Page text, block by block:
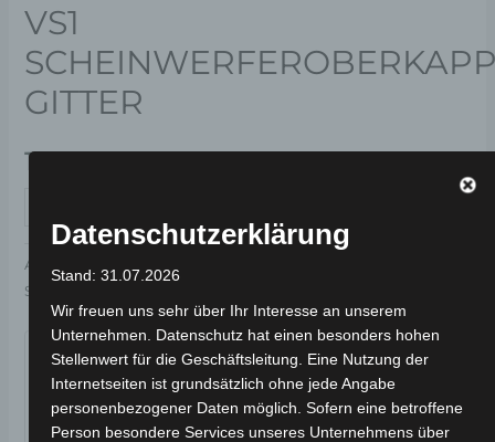
VS1
GITTER
19,00€
Artikelnummer:
Schlagwort:
Garantiert sicherer Checkout
Datenschutzerklärung
Stand: 31.07.2026
Wir freuen uns sehr über Ihr Interesse an unserem
Unternehmen. Datenschutz hat einen besonders hohen
Stellenwert für die Geschäftsleitung. Eine Nutzung der
Internetseiten ist grundsätzlich ohne jede Angabe
personenbezogener Daten möglich. Sofern eine betroffene
Person besondere Services unseres Unternehmens über